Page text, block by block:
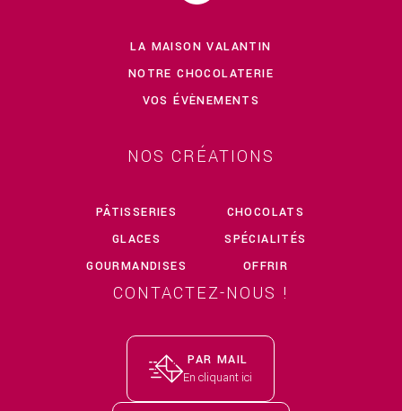
LA MAISON VALANTIN
NOTRE CHOCOLATERIE
VOS ÉVÈNEMENTS
NOS CRÉATIONS
PÂTISSERIES
CHOCOLATS
GLACES
SPÉCIALITÉS
GOURMANDISES
OFFRIR
CONTACTEZ-NOUS !
PAR MAIL